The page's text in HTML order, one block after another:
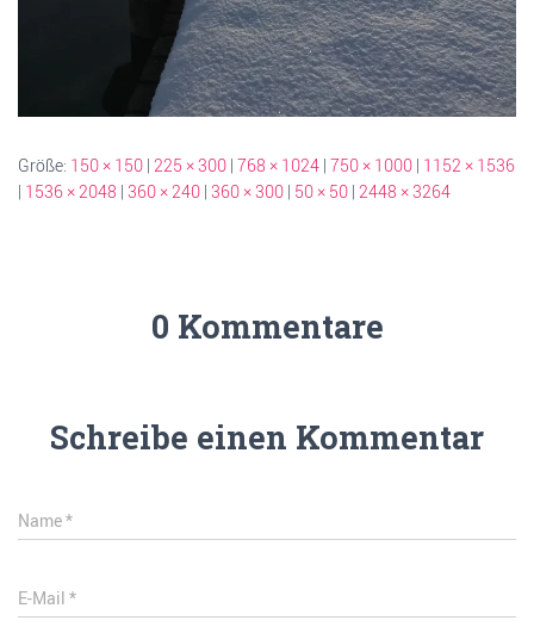
Größe: 150 × 150 | 225 × 300 | 768 × 1024 | 750 × 1000 | 1152 × 1536
| 1536 × 2048 | 360 × 240 | 360 × 300 | 50 × 50 | 2448 × 3264
0 Kommentare
Schreibe einen Kommentar
Name*
E-Mail *